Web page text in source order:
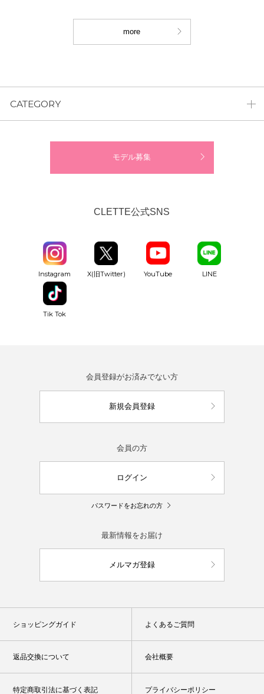
more
CATEGORY
モデル募集
CLETTE公式SNS
Instagram X(旧Twitter) YouTube LINE
Tik Tok
会員登録がお済みでない方
新規会員登録
会員の方
ログイン
パスワードをお忘れの方
最新情報をお届け
メルマガ登録
ショッピングガイド よくあるご質問
返品交換について 会社概要
特定商取引法に基づく表記 プライバシーポリシー